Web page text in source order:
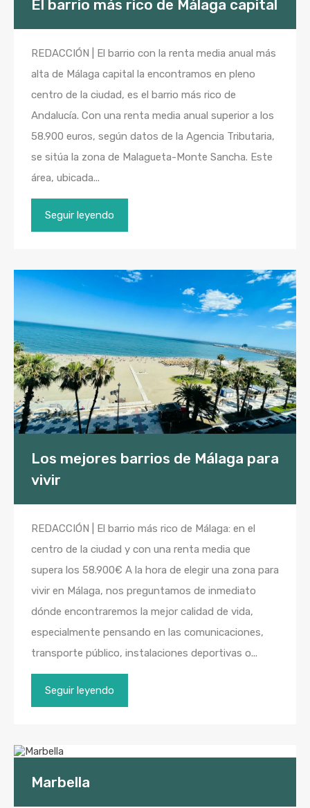
El barrio más rico de Málaga capital
REDACCIÓN | El barrio con la renta media anual más
alta de Málaga capital la encontramos en pleno
centro de la ciudad, es el barrio más rico de
Andalucía. Con una renta media anual superior a los
58.900 euros, según datos de la Agencia Tributaria,
se sitúa la zona de Malagueta-Monte Sancha. Este
área, ubicada...
Seguir leyendo
Los mejores barrios de Málaga para
vivir
REDACCIÓN | El barrio más rico de Málaga: en el
centro de la ciudad y con una renta media que
supera los 58.900€ A la hora de elegir una zona para
vivir en Málaga, nos preguntamos de inmediato
dónde encontraremos la mejor calidad de vida,
especialmente pensando en las comunicaciones,
transporte público, instalaciones deportivas o...
Seguir leyendo
Marbella